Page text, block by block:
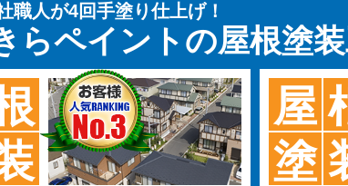
職人が4回手塗り仕上げ！
らペイントの屋根塗
屋
塗